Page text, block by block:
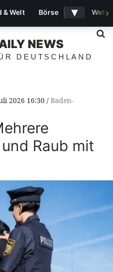
NEWS
DEUTSCHLAND
2026 16:30
Baden-
Raub mit
& Welt Börse ▾ ›